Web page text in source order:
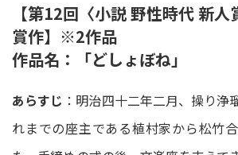
【第12回〈小説 野性時代 新
賞作】※2作品
作品名：「どしょぼね」
あらすじ ：明治四十二年二月、操り浄
れまでの座主である植村家から松竹